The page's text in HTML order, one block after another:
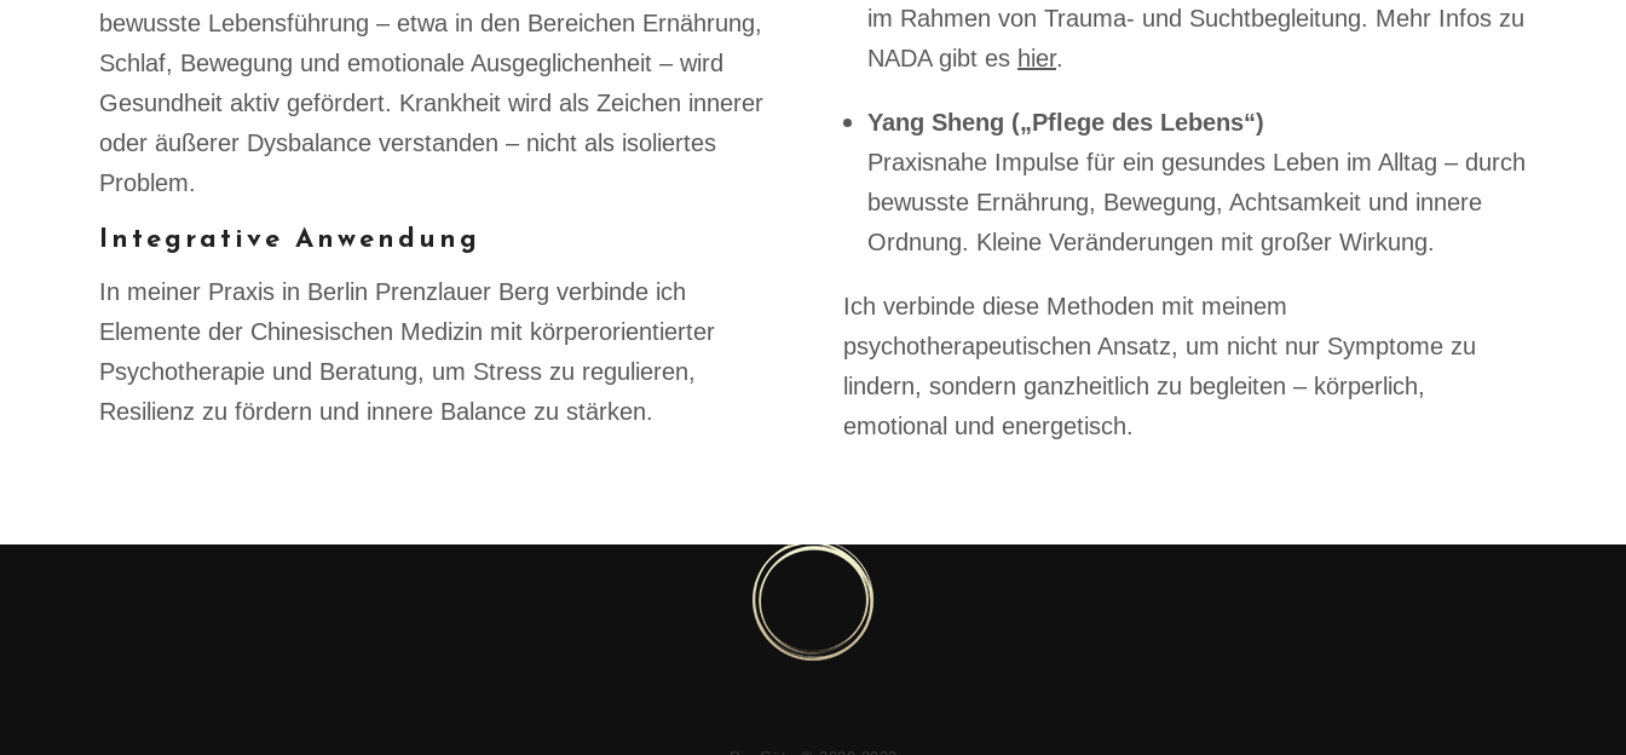
bewusste Lebensführung – etwa in den Bereichen Ernährung,
Schlaf, Bewegung und emotionale Ausgeglichenheit – wird
Gesundheit aktiv gefördert. Krankheit wird als Zeichen innerer
oder äußerer Dysbalance verstanden – nicht als isoliertes
Problem.
Integrative Anwendung
In meiner Praxis in Berlin Prenzlauer Berg verbinde ich
Elemente der Chinesischen Medizin mit körperorientierter
Psychotherapie und Beratung, um Stress zu regulieren,
Resilienz zu fördern und innere Balance zu stärken.
im Rahmen von Trauma- und Suchtbegleitung. Mehr Infos zu
NADA gibt es hier.
Yang Sheng („Pflege des Lebens“)
Praxisnahe Impulse für ein gesundes Leben im Alltag – durch
bewusste Ernährung, Bewegung, Achtsamkeit und innere
Ordnung. Kleine Veränderungen mit großer Wirkung.
Ich verbinde diese Methoden mit meinem
psychotherapeutischen Ansatz, um nicht nur Symptome zu
lindern, sondern ganzheitlich zu begleiten – körperlich,
emotional und energetisch.